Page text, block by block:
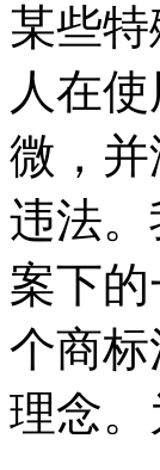
某些
人在
微，
违法
案下
个商
理念